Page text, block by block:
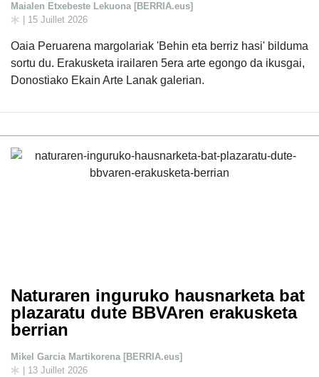
Maialen Etxebeste Lekuona [BERRIA.eus]
| 15 Juillet 2026
Oaia Peruarena margolariak 'Behin eta berriz hasi' bilduma
sortu du. Erakusketa irailaren 5era arte egongo da ikusgai,
Donostiako Ekain Arte Lanak galerian.
Naturaren inguruko hausnarketa bat
plazaratu dute BBVAren erakusketa
berrian
Mikel Garcia Martikorena [BERRIA.eus]
| 13 Juillet 2026